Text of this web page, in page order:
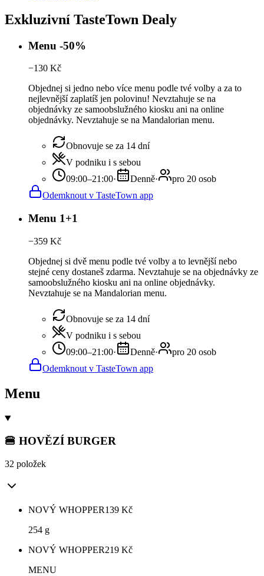
Exkluzivní TasteTown Dealy
Menu -50%
−130 Kč
Objednej si jedno nebo více menu podle tvé volby a za to
nejlevnější zaplatíš jen polovinu! Nevztahuje se na
objednávky ze samoobslužného kiosku ani na online
objednávky. Nevztahuje se na Mandalorian menu.
Obnovuje se za 14 dní
V podniku i s sebou
09:00–21:00· Denně·
pro 20 osob
Odemknout v TasteTown app
Menu 1+1
−359 Kč
Objednej si dvě menu podle tvé volby a to levnější nebo
stejné ceny dostaneš zdarma. Nevztahuje se na objednávky ze
samoobslužného kiosku ani na online objednávky.
Nevztahuje se na Mandalorian menu.
Obnovuje se za 14 dní
V podniku i s sebou
09:00–21:00· Denně·
pro 20 osob
Odemknout v TasteTown app
Menu
🍔 HOVĚZÍ BURGER
32 položek
NOVÝ WHOPPER139 Kč
254 g
NOVÝ WHOPPER219 Kč
MENU